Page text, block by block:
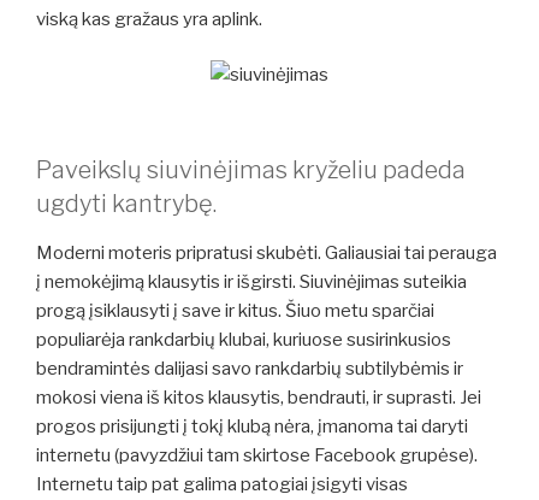
viską kas gražaus yra aplink.
Paveikslų siuvinėjimas kryželiu padeda
ugdyti kantrybę.
Moderni moteris pripratusi skubėti. Galiausiai tai perauga
į nemokėjimą klausytis ir išgirsti. Siuvinėjimas suteikia
progą įsiklausyti į save ir kitus. Šiuo metu sparčiai
populiarėja rankdarbių klubai, kuriuose susirinkusios
bendramintės dalijasi savo rankdarbių subtilybėmis ir
mokosi viena iš kitos klausytis, bendrauti, ir suprasti. Jei
progos prisijungti į tokį klubą nėra, įmanoma tai daryti
internetu (pavyzdžiui tam skirtose Facebook grupėse).
Internetu taip pat galima patogiai įsigyti visas